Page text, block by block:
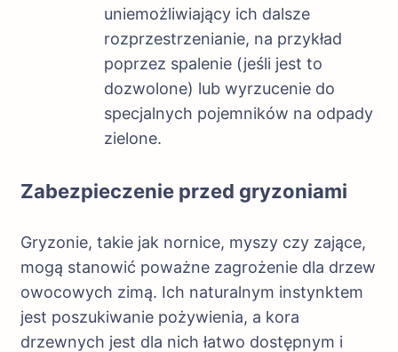
uniemożliwiający ich dalsze
rozprzestrzenianie, na przykład
poprzez spalenie (jeśli jest to
dozwolone) lub wyrzucenie do
specjalnych pojemników na odpady
zielone.
Zabezpieczenie przed gryzoniami
Gryzonie, takie jak nornice, myszy czy zające,
mogą stanowić poważne zagrożenie dla drzew
owocowych zimą. Ich naturalnym instynktem
jest poszukiwanie pożywienia, a kora
drzewnych jest dla nich łatwo dostępnym i